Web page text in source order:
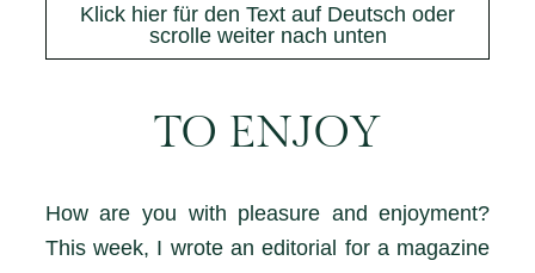
Klick hier für den Text auf Deutsch oder
scrolle weiter nach unten
TO ENJOY
How are you with pleasure and enjoyment?
This week, I wrote an editorial for a magazine